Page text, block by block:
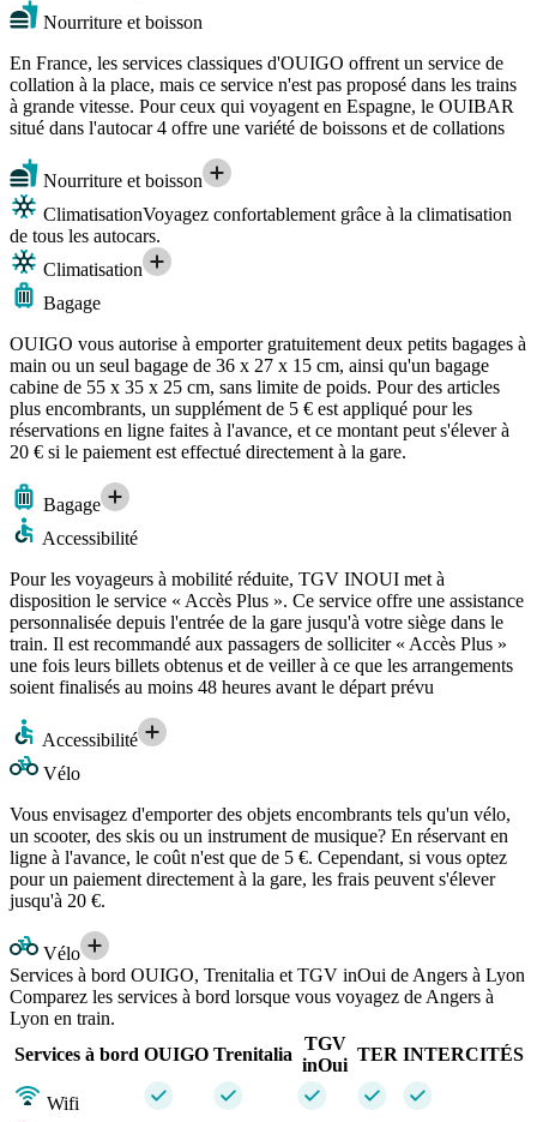
Nourriture et boisson
En France, les services classiques d'OUIGO offrent un service de
collation à la place, mais ce service n'est pas proposé dans les trains
à grande vitesse. Pour ceux qui voyagent en Espagne, le OUIBAR
situé dans l'autocar 4 offre une variété de boissons et de collations
Nourriture et boisson
ClimatisationVoyagez confortablement grâce à la climatisation
de tous les autocars.
Climatisation
Bagage
OUIGO vous autorise à emporter gratuitement deux petits bagages à
main ou un seul bagage de 36 x 27 x 15 cm, ainsi qu'un bagage
cabine de 55 x 35 x 25 cm, sans limite de poids. Pour des articles
plus encombrants, un supplément de 5 € est appliqué pour les
réservations en ligne faites à l'avance, et ce montant peut s'élever à
20 € si le paiement est effectué directement à la gare.
Bagage
Accessibilité
Pour les voyageurs à mobilité réduite, TGV INOUI met à
disposition le service « Accès Plus ». Ce service offre une assistance
personnalisée depuis l'entrée de la gare jusqu'à votre siège dans le
train. Il est recommandé aux passagers de solliciter « Accès Plus »
une fois leurs billets obtenus et de veiller à ce que les arrangements
soient finalisés au moins 48 heures avant le départ prévu
Accessibilité
Vélo
Vous envisagez d'emporter des objets encombrants tels qu'un vélo,
un scooter, des skis ou un instrument de musique? En réservant en
ligne à l'avance, le coût n'est que de 5 €. Cependant, si vous optez
pour un paiement directement à la gare, les frais peuvent s'élever
jusqu'à 20 €.
Vélo
Services à bord OUIGO, Trenitalia et TGV inOui de Angers à Lyon
Comparez les services à bord lorsque vous voyagez de Angers à
Lyon en train.
Services à bord OUIGO Trenitalia
TGV
inOui
TER INTERCITÉS
Wifi